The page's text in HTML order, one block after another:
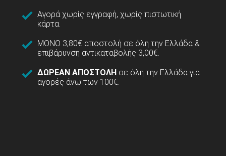
Αγορά χωρίς εγγραφή, χωρίς πιστωτική
κάρτα.
ΜΟΝΟ 3,80€ αποστολή σε όλη την Ελλάδα &
επιβάρυνση αντικαταβολής 3,00€.
ΔΩΡΕΑΝ ΑΠΟΣΤΟΛΗ σε όλη την Ελλάδα για
αγορές άνω των 100€.